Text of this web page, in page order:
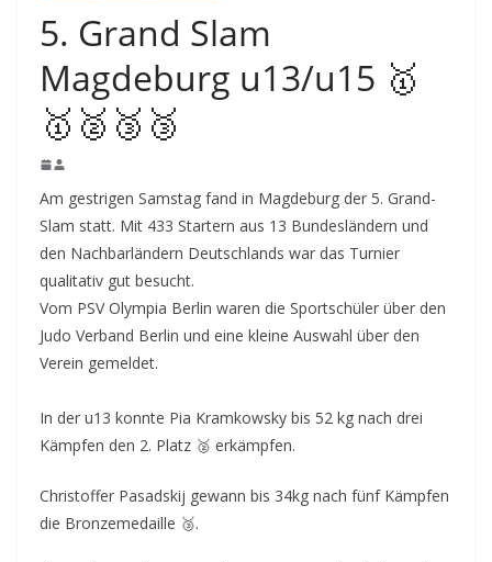
5. Grand Slam
Magdeburg u13/u15 🥇
🥇🥈🥉🥉
Am gestrigen Samstag fand in Magdeburg der 5. Grand-
Slam statt. Mit 433 Startern aus 13 Bundesländern und
den Nachbarländern Deutschlands war das Turnier
qualitativ gut besucht.
Vom PSV Olympia Berlin waren die Sportschüler über den
Judo Verband Berlin und eine kleine Auswahl über den
Verein gemeldet.
In der u13 konnte Pia Kramkowsky bis 52 kg nach drei
Kämpfen den 2. Platz 🥈 erkämpfen.
Christoffer Pasadskij gewann bis 34kg nach fünf Kämpfen
die Bronzemedaille 🥉.